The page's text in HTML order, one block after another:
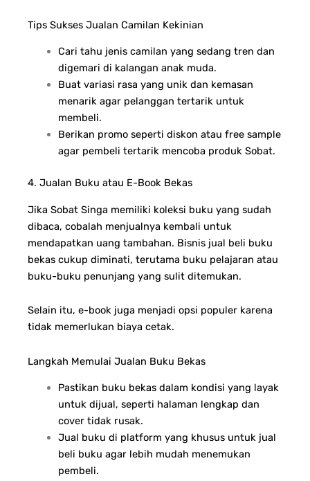
Tips Sukses Jualan Camilan Kekinian
Cari tahu jenis camilan yang sedang tren dan
digemari di kalangan anak muda.
Buat variasi rasa yang unik dan kemasan
menarik agar pelanggan tertarik untuk
membeli.
Berikan promo seperti diskon atau free sample
agar pembeli tertarik mencoba produk Sobat.
4. Jualan Buku atau E-Book Bekas
Jika Sobat Singa memiliki koleksi buku yang sudah
dibaca, cobalah menjualnya kembali untuk
mendapatkan uang tambahan. Bisnis jual beli buku
bekas cukup diminati, terutama buku pelajaran atau
buku-buku penunjang yang sulit ditemukan.
Selain itu, e-book juga menjadi opsi populer karena
tidak memerlukan biaya cetak.
Langkah Memulai Jualan Buku Bekas
Pastikan buku bekas dalam kondisi yang layak
untuk dijual, seperti halaman lengkap dan
cover tidak rusak.
Jual buku di platform yang khusus untuk jual
beli buku agar lebih mudah menemukan
pembeli.